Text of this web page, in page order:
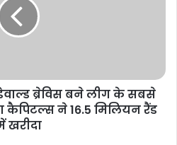
ब्रेविस बने लीग के सबसे
कैपिटल्स ने 16.5 मिलियन रैंड
खरीदा